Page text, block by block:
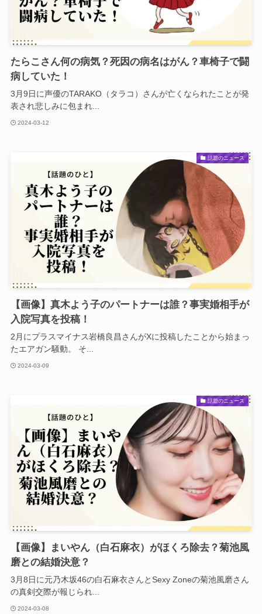
たらこさん何の病気？死因の病名はがん？車椅子で闘
病していた！
3月9日に声優のTARAKO（タラコ）さんが亡くなられたことが発
表され悲しみに包まれ...
2024-03-12
話題のニュース
【画像】真木よう子のパートナーは誰？事実婚相手が
入院写真を投稿！
2月にプラスマイナス岩橋良昌さんがXに投稿したことから始まっ
たエアガン騒動。 そ...
2024-03-09
話題のニュース
【画像】まいやん（白石麻衣）がほくろ除去？菊池風
磨との結婚決意？
3月8日に元乃木坂46の白石麻衣さんとSexy Zoneの菊池風磨さん
の真剣交際が報じられ...
2024-03-08